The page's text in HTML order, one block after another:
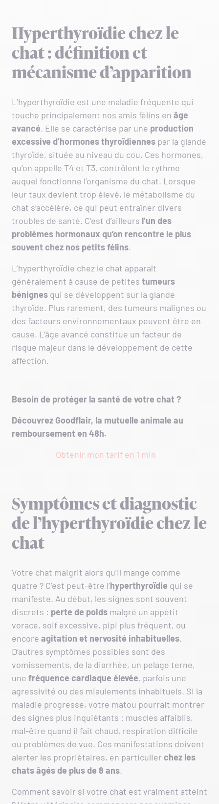
Hyperthyroïdie chez le
chat : définition et
mécanisme d’apparition
L’hyperthyroïdie est une maladie fréquente qui
touche principalement nos amis félins en âge
avancé. Elle se caractérise par une production
excessive d’hormones thyroïdiennes par la glande
thyroïde, située au niveau du cou. Ces hormones,
qu’on appelle T4 et T3, contrôlent le rythme
auquel fonctionne l’organisme du chat. Lorsque
leur taux devient trop élevé, le métabolisme du
chat s’accélère, ce qui peut entraîner divers
troubles de santé. C’est d’ailleurs l’un des
problèmes hormonaux qu’on rencontre le plus
souvent chez nos petits félins.
L’hyperthyroïdie chez le chat apparaît
généralement à cause de petites tumeurs
bénignes qui se développent sur la glande
thyroïde. Plus rarement, des tumeurs malignes ou
des facteurs environnementaux peuvent être en
cause. L’âge avancé constitue un facteur de
risque majeur dans le développement de cette
affection.
Besoin de protéger la santé de votre chat ?
Découvrez Goodflair, la mutuelle animale au
remboursement en 48h.
Obtenir mon tarif en 1 min
Symptômes et diagnostic
de l’hyperthyroïdie chez le
chat
Votre chat maigrit alors qu’il mange comme
quatre ? C’est peut-être l’hyperthyroïdie qui se
manifeste. Au début, les signes sont souvent
discrets : perte de poids malgré un appétit
vorace, soif excessive, pipi plus fréquent, ou
encore agitation et nervosité inhabituelles.
D’autres symptômes possibles sont des
vomissements, de la diarrhée, un pelage terne,
une fréquence cardiaque élevée, parfois une
agressivité ou des miaulements inhabituels. Si la
maladie progresse, votre matou pourrait montrer
des signes plus inquiétants : muscles affaiblis,
mal-être quand il fait chaud, respiration difficile
ou problèmes de vue. Ces manifestations doivent
alerter les propriétaires, en particulier chez les
chats âgés de plus de 8 ans.
Comment savoir si votre chat est vraiment atteint